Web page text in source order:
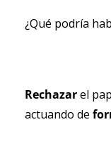
¿Qué podría
Rechazar el
actuando de